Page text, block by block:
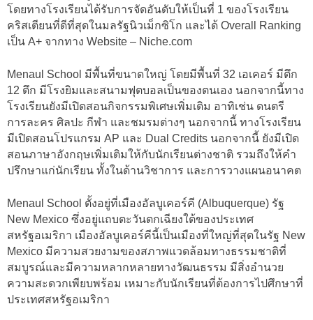
โดยทางโรงเรียนได้รับการจัดอันดับให้เป็นที่ 1 ของโรงเรียน
คริสเตียนที่ดีที่สุดในมลรัฐนิวเม็กซิโก และได้ Overall Ranking
เป็น A+ จากทาง Website – Niche.com
Menaul School มีพื้นที่ขนาดใหญ่ โดยมีพื้นที่ 32 เอเคอร์ มีตึก
12 ตึก มีโรงยิมและสนามฟุตบอลเป็นของตนเอง นอกจากนี้ทาง
โรงเรียนยังมีเปิดสอนกิจกรรมพิเศษเพิ่มเติม อาทิเช่น ดนตรี
การละคร ศิลปะ กีฬา และชมรมต่างๆ นอกจากนี้ ทางโรงเรียน
มีเปิดสอนโปรแกรม AP และ Dual Credits นอกจากนี้ ยังมีเปิด
สอนภาษาอังกฤษเพิ่มเติมให้กับนักเรียนต่างชาติ รวมถึงให้คำ
ปรึกษาแก่นักเรียน ทั้งในด้านวิชาการ และการวางแผนอนาคต
Menaul School ตั้งอยู่ที่เมืองอัลบูเคอร์คี (Albuquerque) รัฐ
New Mexico ซึ่งอยู่แถบตะวันตกเฉียงใต้ของประเทศ
สหรัฐอเมริกา เมืองอัลบูเคอร์คีนี้เป็นเมืองที่ใหญ่ที่สุดในรัฐ New
Mexico มีความสวยงามของสภาพแวดล้อมทางธรรมชาติที่
สมบูรณ์และมีความหลากหลายทางวัฒนธรรม มีสิ่งอำนวย
ความสะดวกเพียบพร้อม เหมาะกับนักเรียนที่ต้องการไปศึกษาที่
ประเทศสหรัฐอเมริกา